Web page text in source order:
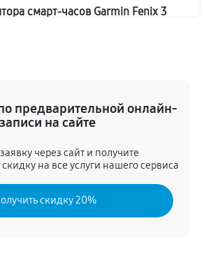
смарт-часов Garmin Fenix 3
60 минут
смарт-часов Garmin Fenix 3
60 минут
предварительной онлайн-
записи на сайте
через сайт и получите
на все услуги нашего сервиса
скидку 20%